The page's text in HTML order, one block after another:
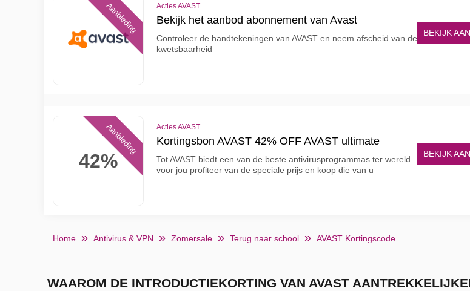
Aanbieding Acties AVAST
Bekijk het aanbod abonnement van Avast
Controleer de handtekeningen van AVAST en neem afscheid van de
kwetsbaarheid
BEKIJK
42%
Aanbieding Acties AVAST
Kortingsbon AVAST 42% OFF AVAST ultimate
Tot AVAST biedt een van de beste antivirusprogrammas ter wereld
voor jou profiteer van de speciale prijs en koop die van u
BEKIJK
Home Antivirus & VPN Zomersale Terug naar school AVAST Kortingscode
WAAROM DE INTRODUCTIEKORTING VAN AVAST